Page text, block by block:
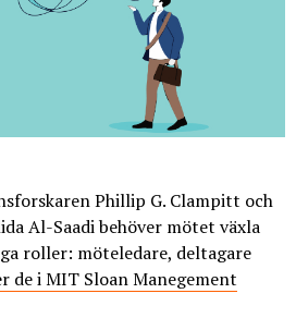
Phillip G. Clampitt och
Al-Saadi behöver mötet växla
roller: möteledare, deltagare
de i MIT Sloan Manegement